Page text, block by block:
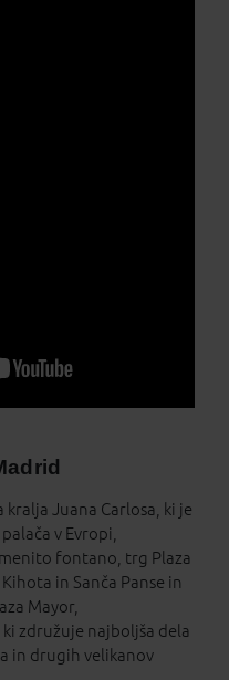
kralja Juana Carlosa, ki je
v Evropi,
fontano, trg Plaza
in Sanča Panse in
Mayor,
združuje najboljša dela
in drugih velikanov